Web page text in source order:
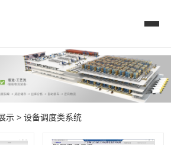
示 > 设备调度类系统